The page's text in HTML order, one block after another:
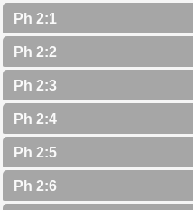
Ph 2:1
Ph 2:2
Ph 2:3
Ph 2:4
Ph 2:5
Ph 2:6